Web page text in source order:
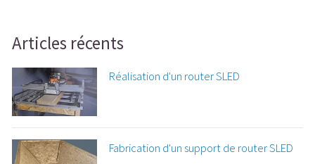
Articles récents
Réalisation d'un router SLED
Fabrication d'un support de router SLED